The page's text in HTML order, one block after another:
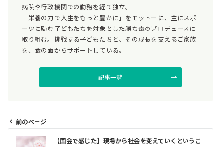
病院や行政機関での勤務を経て独立。
「栄養の力で人生をもっと豊かに」をモットーに、主にスポ
ーツに励む子どもたちを対象とした勝ち食のプロデュースに
取り組む。挑戦する子どもたちと、その成長を支えるご家族
を、食の面からサポートしている。
記事一覧
投
前のページ
【国会で感じた】現場から社会を変えていくというこ